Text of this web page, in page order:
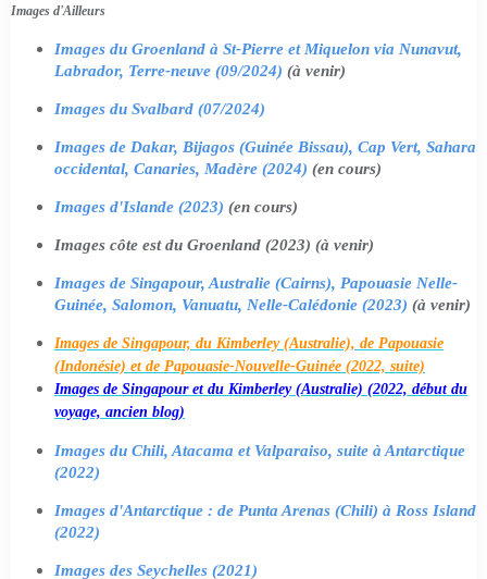
Images d'Ailleurs
Images du Groenland à St-Pierre et Miquelon via Nunavut,
Labrador, Terre-neuve (09/2024) (à venir)
Images du Svalbard (07/2024)
Images de Dakar, Bijagos (Guinée Bissau), Cap Vert, Sahara
occidental, Canaries, Madère (2024) (en cours)
Images d'Islande (2023) (en cours)
Images côte est du Groenland (2023) (à venir)
Images de Singapour, Australie (Cairns), Papouasie Nelle-
Guinée, Salomon, Vanuatu, Nelle-Calédonie (2023) (à venir)
Images de Singapour, du Kimberley (Australie), de Papouasie
(Indonésie) et de Papouasie-Nouvelle-Guinée (2022, suite)
Images de Singapour et du Kimberley (Australie) (2022, début du
voyage, ancien blog)
Images du Chili, Atacama et Valparaiso, suite à Antarctique
(2022)
Images d'Antarctique : de Punta Arenas (Chili) à Ross Island
(2022)
Images des Seychelles (2021)